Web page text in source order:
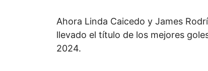
Ahora Linda Caicedo y James
llevado el título de los mejores
2024.